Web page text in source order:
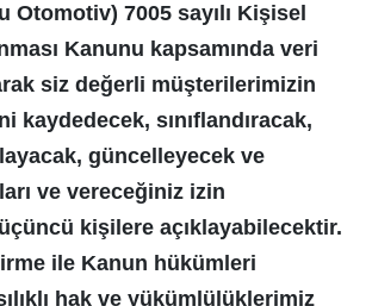
Otomotiv) 7005 sayılı Kişisel
Kanunu kapsamında veri
siz değerli müşterilerimizin
kaydedecek, sınıflandıracak,
güncelleyecek ve
ve vereceğiniz izin
kişilere açıklayabilecektir.
ile Kanun hükümleri
hak ve yükümlülüklerimiz